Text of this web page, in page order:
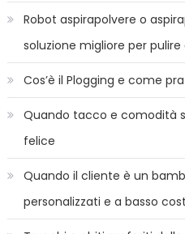
Robot aspirapolvere o
soluzione migliore per pulire
Cos’è il Plogging e come
Quando tacco e comodità
felice
Quando il cliente è un
personalizzati e a basso